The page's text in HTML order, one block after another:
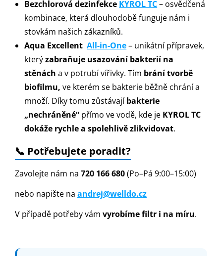
Bezchlorová dezinfekce KYROL TC– osvědčená
kombinace, která dlouhodobě funguje nám i
stovkám našich zákazníků.
Aqua ExcellentAll-in-One– unikátní přípravek,
kterýzabraňuje usazování bakterií na
stěnách a v potrubí vířivky. Tím brání tvorbě
biofilmu, ve kterém se bakterie běžně chrání a
množí. Díky tomu zůstávajíbakterie
„nechráněné“ přímo ve vodě, kde je KYROL TC
dokáže rychle a spolehlivě zlikvidovat.
📞 Potřebujete poradit?
Zavolejte nám na 720 166 680(Po–Pá 9:00–15:00)
nebo napište na andrej@welldo.cz
V případě potřeby vám vyrobíme filtr i na míru.